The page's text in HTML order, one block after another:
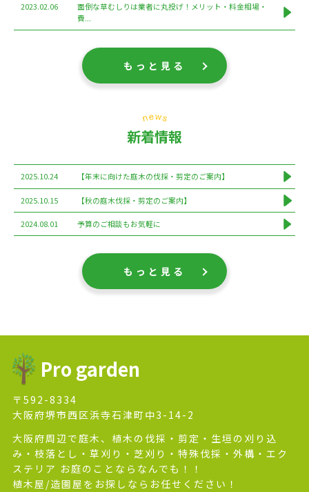
2023.02.06
面倒な草むしりは業者に丸投げ！メリット・料金相場・
費...
もっと見る
新着情報
2025.10.24 【年末に向けた庭木の伐採・剪定のご案内】
2025.10.15 【秋の庭木伐採・剪定のご案内】
2024.08.01 予算のご相談もお気軽に
もっと見る
Pro garden
〒592-8334
大阪府堺市西区浜寺石津町中3-14-2
大阪府周辺で庭木、植木の伐採・剪定・生垣の刈り込
み・枝落とし・草刈り・芝刈り・特殊伐採・外構・エク
ステリア お庭のことならなんでも！！
植木屋/造園屋をお探しならお任せください！